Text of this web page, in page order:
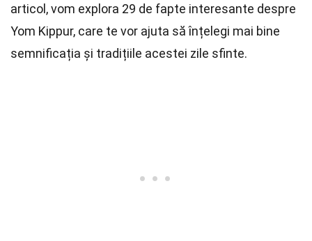
articol, vom explora 29 de fapte interesante despre
Yom Kippur, care te vor ajuta să înțelegi mai bine
semnificația și tradițiile acestei zile sfinte.